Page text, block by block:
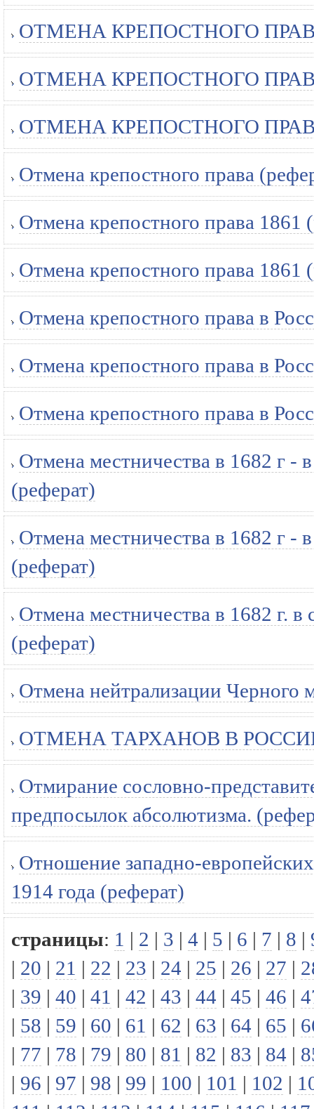
ОТМЕНА КРЕПОСТНОГО
ОТМЕНА КРЕПОСТНОГО
ОТМЕНА КРЕПОСТНОГО
Отмена крепостного права
Отмена крепостного права 1861
Отмена крепостного права 1861
Отмена крепостного права в
Отмена крепостного права в
Отмена крепостного права в
Отмена местничества в 1682 г -
(реферат)
Отмена местничества в 1682 г -
(реферат)
Отмена местничества в 1682 г.
(реферат)
Отмена нейтрализации Черного
ОТМЕНА ТАРХАНОВ В
Отмирание сословно-
предпосылок абсолютизма.
Отношение западно-
1914 года (реферат)
страницы: 1 | 2 | 3 | 4 | 5 | 6 | 7 | 8 |
| 20 | 21 | 22 | 23 | 24 | 25 | 26 | 27 |
| 39 | 40 | 41 | 42 | 43 | 44 | 45 | 46 |
| 58 | 59 | 60 | 61 | 62 | 63 | 64 | 65 |
| 77 | 78 | 79 | 80 | 81 | 82 | 83 | 84 |
| 96 | 97 | 98 | 99 | 100 | 101 | 102 |